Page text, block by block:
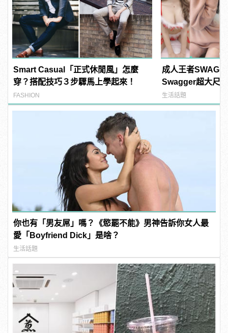
Smart Casual「正式休閒風」怎麼
穿？搭配技巧３步驟馬上學起來！
FASHION
成人王者SWAG
Swagger超大尺
紅海鮮通通有，
結！ |
生活話題
你也有「男友屌」嗎？《慾罷不能》男神告訴你女人最
愛「Boyfriend Dick」是啥？
生活話題